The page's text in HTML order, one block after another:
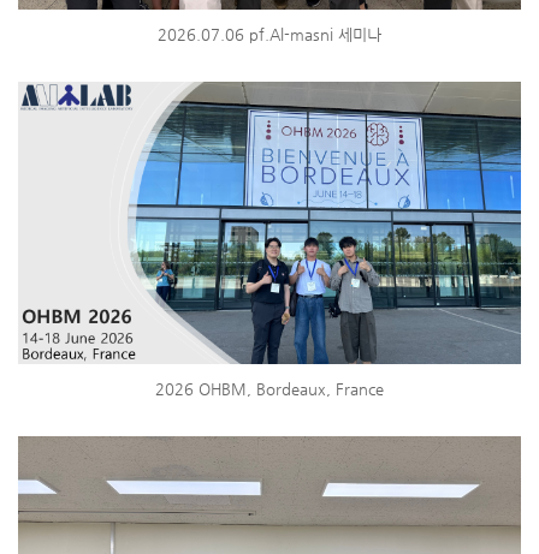
2026.07.06 pf.Al-masni 세미나
2026 OHBM, Bordeaux, France